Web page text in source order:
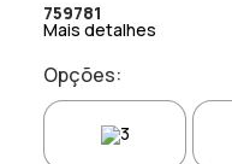
759781
Mais detalhes
Opções: